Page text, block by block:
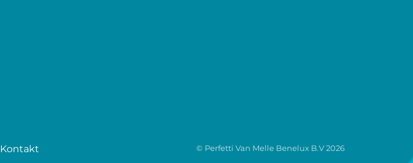
Kontakt © Perfetti Van Melle Benelux B.V2026